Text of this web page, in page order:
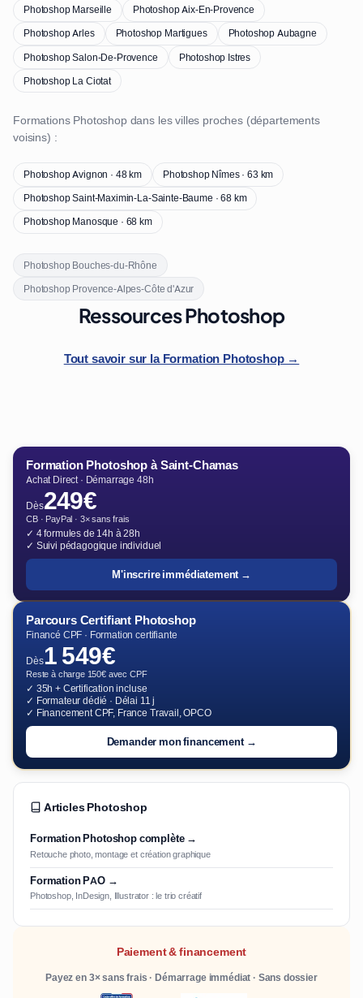
Photoshop Marseille
Photoshop Aix-En-Provence
Photoshop Arles
Photoshop Martigues
Photoshop Aubagne
Photoshop Salon-De-Provence
Photoshop Istres
Photoshop La Ciotat
Formations Photoshop dans les villes proches (départements
voisins) :
Photoshop Avignon · 48 km
Photoshop Nîmes · 63 km
Photoshop Saint-Maximin-La-Sainte-Baume · 68 km
Photoshop Manosque · 68 km
Photoshop Bouches-du-Rhône
Photoshop Provence-Alpes-Côte d'Azur
Ressources Photoshop
Tout savoir sur la Formation Photoshop →
Formation Photoshop à Saint-Chamas
Achat Direct · Démarrage 48h
Dès249€
CB · PayPal · 3× sans frais
✓ 4 formules de 14h à 28h
✓ Suivi pédagogique individuel
M'inscrire immédiatement →
Parcours Certifiant Photoshop
Financé CPF · Formation certifiante
Dès1 549€
Reste à charge 150€ avec CPF
✓ 35h + Certification incluse
✓ Formateur dédié · Délai 11 j
✓ Financement CPF, France Travail, OPCO
Demander mon financement →
Articles Photoshop
Formation Photoshop complète →
Retouche photo, montage et création graphique
Formation PAO →
Photoshop, InDesign, Illustrator : le trio créatif
Paiement & financement
Payez en 3× sans frais · Démarrage immédiat · Sans dossier